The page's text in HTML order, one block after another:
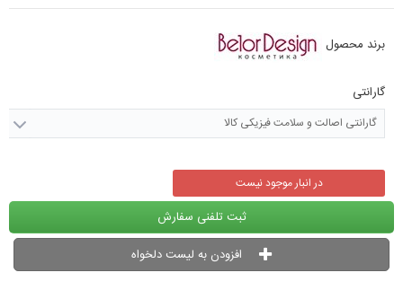
برند محصول
گارانتی
گارانتی اصالت و سلامت فیزیکی کالا
در انبار موجود نیست
ثبت تلفنی سفارش
افزودن به لیست دلخواه